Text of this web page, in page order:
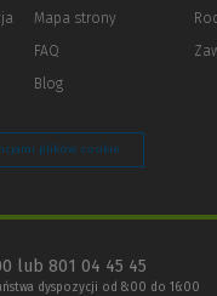
innejMapa strony
FAQ
Blog
plików cookie
lub 801 04 45 45
dyspozycji od 8:00 do 16:00